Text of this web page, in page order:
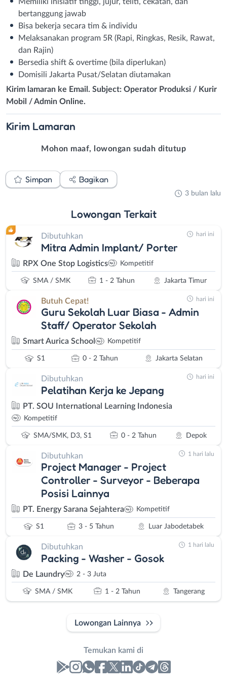
bertanggung jawab
Bisa bekerja secara tim & individu
Melaksanakan program 5R (Rapi, Ringkas, Resik, Rawat,
dan Rajin)
Bersedia shift & overtime (bila diperlukan)
Domisili Jakarta Pusat/Selatan diutamakan
Kirim lamaran ke Email. Subject: Operator Produksi / Kurir
Mobil / Admin Online.
Kirim Lamaran
Mohon maaf, lowongan sudah ditutup
Simpan Bagikan
3 bulan lalu
Lowongan Terkait
Dibutuhkan
Mitra Admin Implant/ Porter
RPX One Stop Logistics Kompetitif
SMA / SMK 1 - 2 Tahun Jakarta Timur
hari ini
Butuh Cepat!
Guru Sekolah Luar Biasa - Admin
Staff/ Operator Sekolah
Smart Aurica School Kompetitif
S1 0 - 2 Tahun Jakarta Selatan
hari ini
Dibutuhkan
Pelatihan Kerja ke Jepang
PT. SOU International Learning Indonesia
Kompetitif
SMA/SMK, D3, S1 0 - 2 Tahun Depok
hari ini
Dibutuhkan
Project Manager - Project
Controller - Surveyor - Beberapa
Posisi Lainnya
PT. Energy Sarana Sejahtera Kompetitif
S1 3 - 5 Tahun Luar Jabodetabek
1 hari lalu
Dibutuhkan
Packing - Washer - Gosok
De Laundry 2 - 3 Juta
SMA / SMK 1 - 2 Tahun Tangerang
1 hari lalu
Lowongan Lainnya
Temukan kami di